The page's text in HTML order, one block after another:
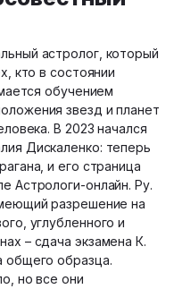
астролог, который
кто в состоянии
обучением
звезд и планет
В 2023 начался
Дискаленко: теперь
и его страница
Астрологи-онлайн. Ру.
разрешение на
углубленного и
– сдача экзамена К.
общего образца.
но все они